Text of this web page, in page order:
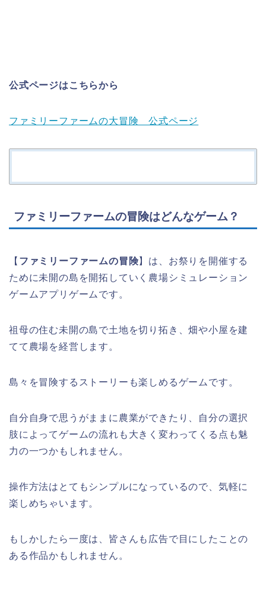
公式ページはこちらから
ファミリーファームの大冒険 公式ページ
ファミリーファームの冒険はどんなゲーム？
【 ファミリーファームの冒険】は、お祭りを開催する
ために未開の島を開拓していく農場シミュレーション
ゲームアプリゲームです。
祖母の住む未開の島で土地を切り拓き、畑や小屋を建
てて農場を経営します。
島々を冒険するストーリーも楽しめるゲームです。
自分自身で思うがままに農業ができたり、自分の選択
肢によってゲームの流れも大きく変わってくる点も魅
力の一つかもしれません。
操作方法はとてもシンプルになっているので、気軽に
楽しめちゃいます。
もしかしたら一度は、皆さんも広告で目にしたことの
ある作品かもしれません。